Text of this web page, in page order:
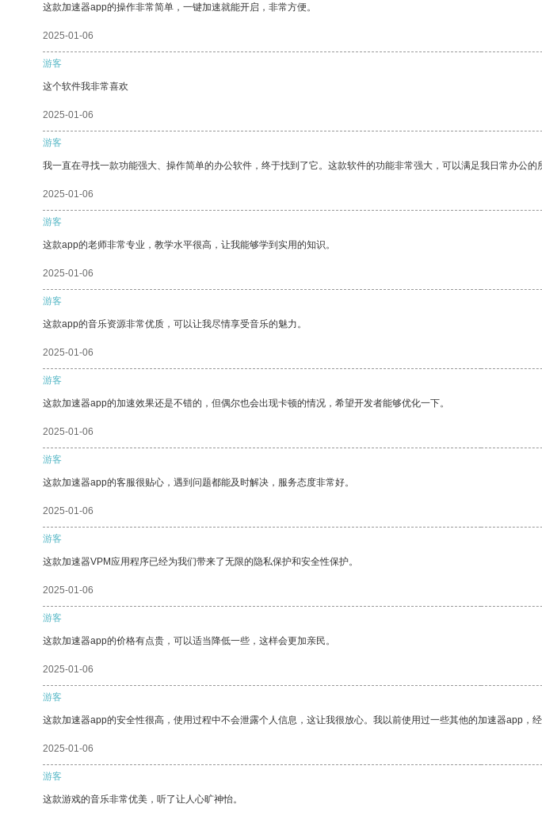
这款加速器app的操作非常简单，一键加速就能开启，非常方便。
2025-01-06
游客
这个软件我非常喜欢
2025-01-06
游客
我一直在寻找一款功能强大、操作简单的办公软件，终于找到了它。这款软件的功能非常强大，可以满足我日常办公的
2025-01-06
游客
这款app的老师非常专业，教学水平很高，让我能够学到实用的知识。
2025-01-06
游客
这款app的音乐资源非常优质，可以让我尽情享受音乐的魅力。
2025-01-06
游客
这款加速器app的加速效果还是不错的，但偶尔也会出现卡顿的情况，希望开发者能够优化一下。
2025-01-06
游客
这款加速器app的客服很贴心，遇到问题都能及时解决，服务态度非常好。
2025-01-06
游客
这款加速器VPM应用程序已经为我们带来了无限的隐私保护和安全性保护。
2025-01-06
游客
这款加速器app的价格有点贵，可以适当降低一些，这样会更加亲民。
2025-01-06
游客
这款加速器app的安全性很高，使用过程中不会泄露个人信息，这让我很放心。我以前使用过一些其他的加速器app，
2025-01-06
游客
这款游戏的音乐非常优美，听了让人心旷神怡。